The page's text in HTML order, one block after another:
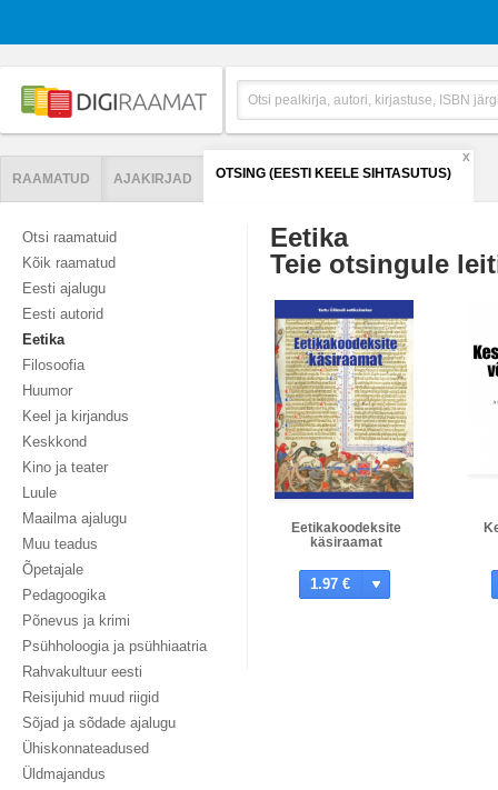
RAAMATUD AJAKIRJAD OTSING (EESTI KEELE SIHTASUTUS)
X
Otsi raamatuid
Kõik raamatud
Eesti ajalugu
Eesti autorid
Eetika
Filosoofia
Huumor
Keel ja kirjandus
Keskkond
Kino ja teater
Luule
Maailma ajalugu
Muu teadus
Õpetajale
Pedagoogika
Põnevus ja krimi
Psühholoogia ja psühhiaatria
Rahvakultuur eesti
Reisijuhid muud riigid
Sõjad ja sõdade ajalugu
Ühiskonnateadused
Üldmajandus
Eetika
Teie otsingule
Eetikakoodeksite
käsiraamat
1.97 €